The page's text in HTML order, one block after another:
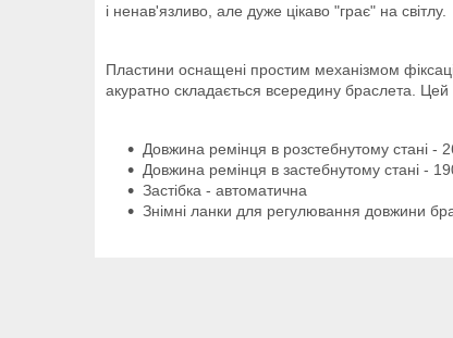
і ненав'язливо, але дуже цікаво "грає" на світлу.
Пластини оснащені простим механізмом
акуратно складається всередину браслета. Цей
Довжина ремінця в розстебнутому стані -
Довжина ремінця в застебнутому стані -
Застібка - автоматична
Знімні ланки для регулювання довжини